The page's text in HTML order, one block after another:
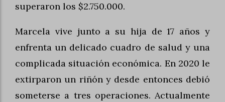
superaron los $2.750.000.
Marcela vive junto a su hija de 17 años y
enfrenta un delicado cuadro de salud y una
complicada situación económica. En 2020 le
extirparon un riñón y desde entonces debió
someterse a tres operaciones. Actualmente